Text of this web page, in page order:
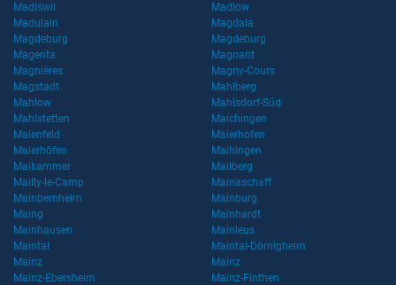
Madiswil
Madlow
Madulain
Magdala
Magdeburg
Magdeburg
Magenta
Magnant
Magnières
Magny-Cours
Magstadt
Mahlberg
Mahlow
Mahlsdorf-Süd
Mahlstetten
Maichingen
Maienfeld
Maierhofen
Maierhöfen
Maihingen
Maikammer
Mailberg
Mailly-le-Camp
Mainaschaff
Mainbernheim
Mainburg
Maing
Mainhardt
Mainhausen
Mainleus
Maintal
Maintal-Dörnigheim
Mainz
Mainz
Mainz-Ebersheim
Mainz-Finthen